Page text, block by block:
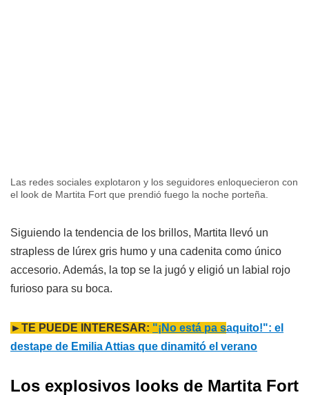
Las redes sociales explotaron y los seguidores enloquecieron con
el look de Martita Fort que prendió fuego la noche porteña.
Siguiendo la tendencia de los brillos, Martita llevó un
strapless de lúrex gris humo y una cadenita como único
accesorio. Además, la top se la jugó y eligió un labial rojo
furioso para su boca.
►TE PUEDE INTERESAR: "¡No está pa saquito!": el
destape de Emilia Attias que dinamitó el verano
Los explosivos looks de Martita Fort